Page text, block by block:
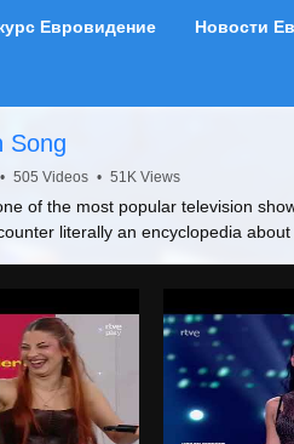
Евровидение Новости
Song
• 505 Videos • 51K Views
of the most popular television
literally an encyclopedia